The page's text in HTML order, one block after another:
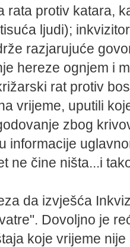
rata protiv katara,
ljudi);
razjarujuće
hereze ognjem i
rat protiv
vrijeme, uputili
zbog
informacije
ne čine ništa...i
da izvješća
Dovoljno je
koje vrijeme